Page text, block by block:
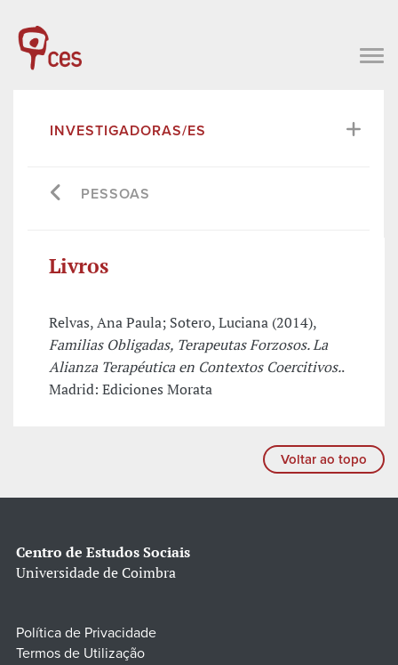
INVESTIGADORAS/ES
PESSOAS
Livros
Relvas, Ana Paula; Sotero, Luciana (2014),
Familias Obligadas, Terapeutas Forzosos. La
Alianza Terapéutica en Contextos Coercitivos..
Madrid: Ediciones Morata
Voltar ao topo
Centro de Estudos Sociais
Universidade de Coimbra
Política de Privacidade
Termos de Utilização